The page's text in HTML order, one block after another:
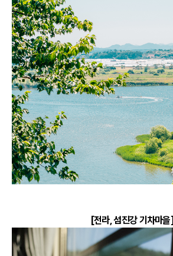
[전라, 섬진강 기차마을]